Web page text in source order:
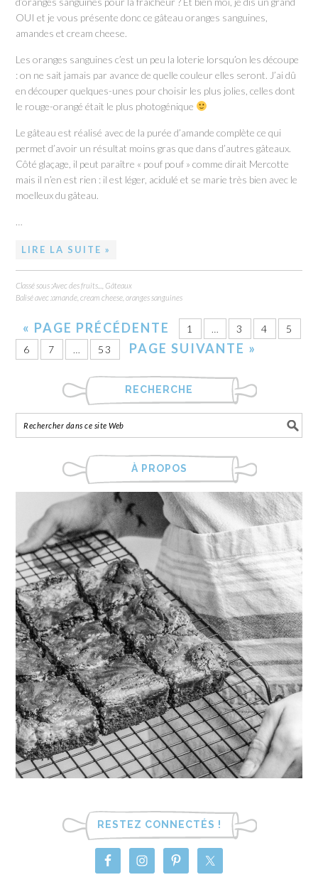
OUI et je vous présente donc ce gâteau oranges sanguines,
amandes et cream cheese.
Les oranges sanguines c’est un peu la loterie lorsqu’on les découpe
: on ne sait jamais par avance de quelle couleur elles seront. J’ai dû
en découper quelques-unes pour choisir les plus jolies, celles dont
le rouge-orangé était le plus photogénique
Le gâteau est réalisé avec de la purée d’amande complète ce qui
permet d’avoir un résultat moins gras que dans d’autres gâteaux.
Côté glaçage, il peut paraître « pouf pouf » comme dirait Mercotte
mais il n’en est rien : il est léger, acidulé et se marie très bien avec le
moelleux du gâteau.
…
LIRE LA SUITE »
Classé sous :Avec des fruits... ,Gâteaux
Balisé avec :amande ,cream cheese ,oranges sanguines
« PAGE PRÉCÉDENTE 1 … 3 4
5
6
7 … 53 PAGE SUIVANTE »
RECHERCHE
À PROPOS
RESTEZ CONNECTÉS !